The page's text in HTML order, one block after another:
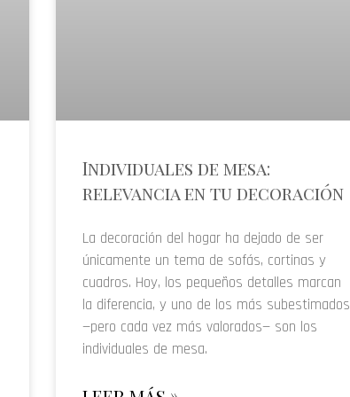
Individuales de mesa:
relevancia en tu decoración
La decoración del hogar ha dejado de ser
únicamente un tema de sofás, cortinas y
cuadros. Hoy, los pequeños detalles marcan
la diferencia, y uno de los más subestimados
—pero cada vez más valorados— son los
individuales de mesa.